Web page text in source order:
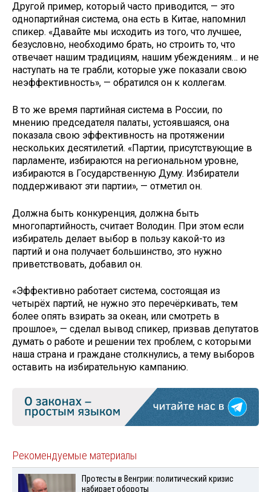
Другой пример, который часто приводится, — это
однопартийная система, она есть в Китае, напомнил
спикер. «Давайте мы исходить из того, что лучшее,
безусловно, необходимо брать, но строить то, что
отвечает нашим традициям, нашим убеждениям… и не
наступать на те грабли, которые уже показали свою
неэффективность», — обратился он к коллегам.
В то же время партийная система в России, по
мнению председателя палаты, устоявшаяся, она
показала свою эффективность на протяжении
нескольких десятилетий. «Партии, присутствующие в
парламенте, избираются на региональном уровне,
избираются в Государственную Думу. Избиратели
поддерживают эти партии», — отметил он.
Должна быть конкуренция, должна быть
многопартийность, считает Володин. При этом если
избиратель делает выбор в пользу какой-то из
партий и она получает большинство, это нужно
приветствовать, добавил он.
«Эффективно работает система, состоящая из
четырёх партий, не нужно это перечёркивать, тем
более опять взирать за океан, или смотреть в
прошлое», — сделал вывод спикер, призвав депутатов
думать о работе и решении тех проблем, с которыми
наша страна и граждане столкнулись, а тему выборов
оставить на избирательную кампанию.
Рекомендуемые материалы
Протесты в Венгрии: политический кризис
набирает обороты